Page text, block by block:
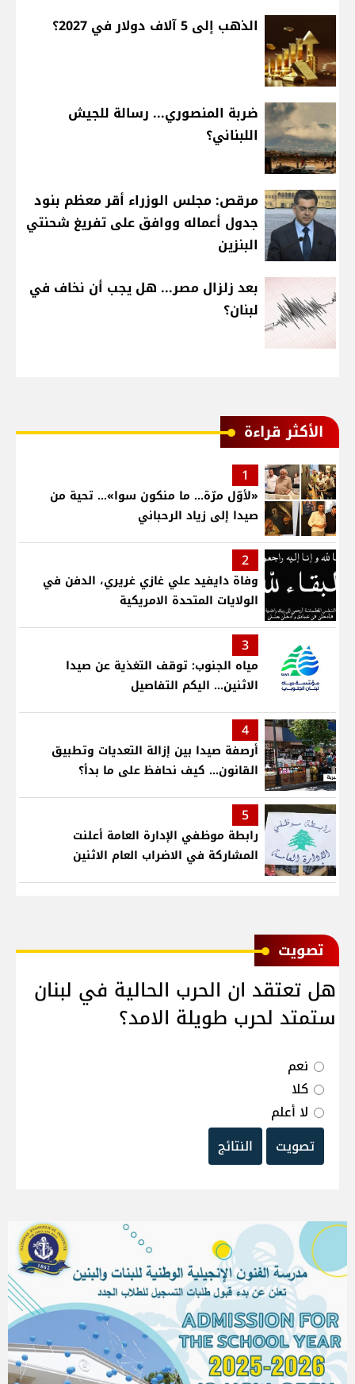
الذهب إلى 5 آلاف دولار في 2027؟
ضربة المنصوري... رسالة للجيش
اللبناني؟
مرقص: مجلس الوزراء أقر معظم بنود
جدول أعماله ووافق على تفريغ شحنتي
البنزين
بعد زلزال مصر... هل يجب أن نخاف في
لبنان؟
الأكثر قراءة
1
«لأوّل مرّة… ما منكون سوا»… تحية من
صيدا إلى زياد الرحباني
2
وفاة دايفيد علي غازي غريري، الدفن في
الولايات المتحدة الامريكية
3
مياه الجنوب: توقف التغذية عن صيدا
الاثنين... اليكم التفاصيل
4
أرصفة صيدا بين إزالة التعديات وتطبيق
القانون... كيف نحافظ على ما بدأ؟
5
رابطة موظفي الإدارة العامة أعلنت
المشاركة في الاضراب العام الاثنين
ﺗﺼﻮﻳﺖ
هل تعتقد ان الحرب الحالية في لبنان
ستمتد لحرب طويلة الامد؟
نعم
كلا
لا أعلم
تصويت
النتائج